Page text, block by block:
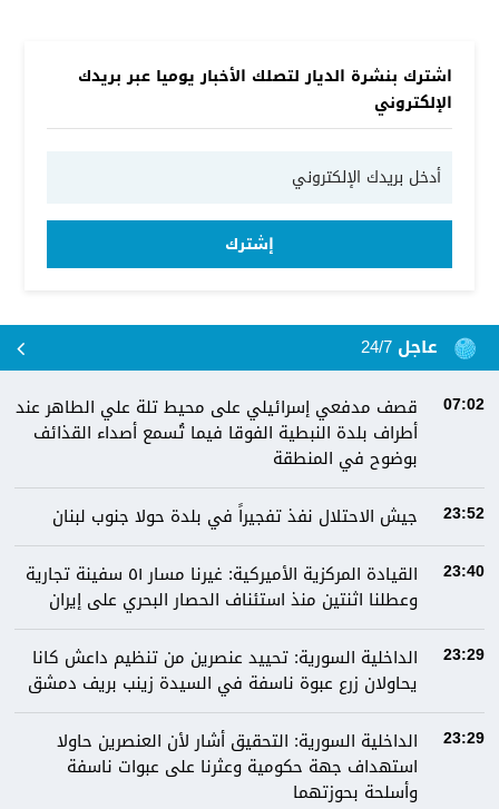
اشترك بنشرة الديار لتصلك الأخبار يوميا عبر بريدك
الإلكتروني
إشترك
عاجل 24/7
07:02
قصف مدفعي إسرائيلي على محيط تلة علي الطاهر عند
أطراف بلدة النبطية الفوقا فيما تُسمع أصداء القذائف
بوضوح في المنطقة
23:52 جيش الاحتلال نفذ تفجيراً في بلدة حولا جنوب لبنان
23:40
القيادة المركزية الأميركية: غيرنا مسار ٥١ سفينة تجارية
وعطلنا اثنتين منذ استئناف الحصار البحري على إيران
23:29
الداخلية السورية: تحييد عنصرين من تنظيم داعش كانا
يحاولان زرع عبوة ناسفة في السيدة زينب بريف دمشق
23:29
الداخلية السورية: التحقيق أشار لأن العنصرين حاولا
استهداف جهة حكومية وعثرنا على عبوات ناسفة
وأسلحة بحوزتهما